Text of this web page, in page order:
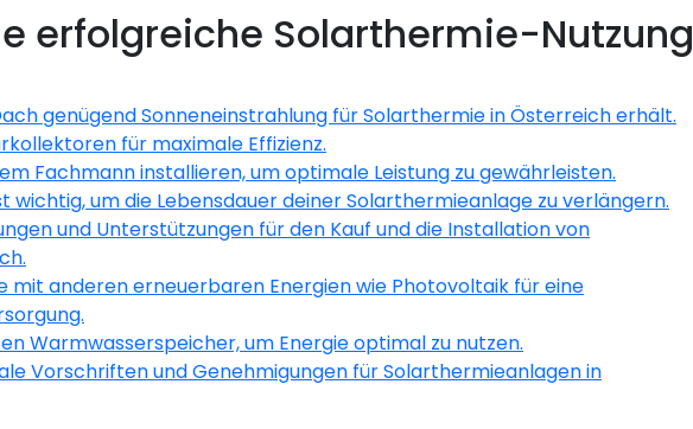
erfolgreiche Solarthermie-Nutzung
genügend Sonneneinstrahlung für Solarthermie in Österreich erhält.
für maximale Effizienz.
Fachmann installieren, um optimale Leistung zu gewährleisten.
wichtig, um die Lebensdauer deiner Solarthermieanlage zu verlängern.
und Unterstützungen für den Kauf und die Installation von
mit anderen erneuerbaren Energien wie Photovoltaik für eine
Warmwasserspeicher, um Energie optimal zu nutzen.
Vorschriften und Genehmigungen für Solarthermieanlagen in